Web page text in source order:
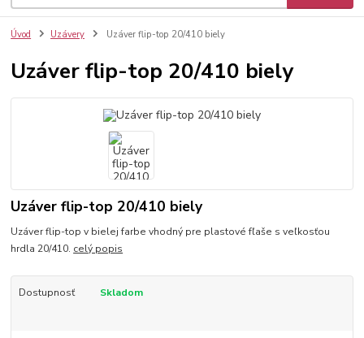
Úvod Uzávery Uzáver flip-top 20/410 biely
Uzáver flip-top 20/410 biely
Uzáver flip-top 20/410 biely
Uzáver flip-top v bielej farbe vhodný pre plastové fľaše s veľkosťou
hrdla 20/410. celý popis
Dostupnosť Skladom